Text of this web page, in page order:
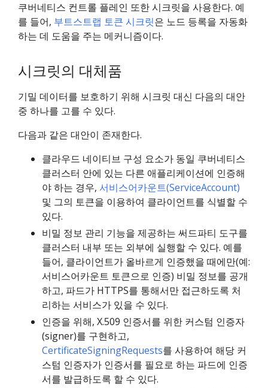
쿠버네티스 컨트롤 플레인 또한 시크릿을 사용한다. 예
를 들어, 부트스트랩 토큰 시크릿은 노드 등록을 자동화
하는 데 도움을 주는 메커니즘이다.
시크릿의 대체품
기밀 데이터를 보호하기 위해 시크릿 대신 다음의 대안
중 하나를 고를 수 있다.
다음과 같은 대안이 존재한다.
클라우드 네이티브 구성 요소가 동일 쿠버네티스
클러스터 안에 있는 다른 애플리케이션에 인증해
야 하는 경우, 서비스어카운트(ServiceAccount)
및 그의 토큰을 이용하여 클라이언트를 식별할 수
있다.
비밀 정보 관리 기능을 제공하는 써드파티 도구를
클러스터 내부 또는 외부에 실행할 수 있다. 예를
들어, 클라이언트가 올바르게 인증했을 때에만(예:
서비스어카운트 토큰으로 인증) 비밀 정보를 공개
하고, 파드가 HTTPS를 통해서만 접근하도록 처
리하는 서비스가 있을 수 있다.
인증을 위해, X.509 인증서를 위한 커스텀 인증자
(signer)를 구현하고,
CertificateSigningRequests를 사용하여 해당 커
스텀 인증자가 인증서를 필요로 하는 파드에 인증
서를 발급하도록 할 수 있다.